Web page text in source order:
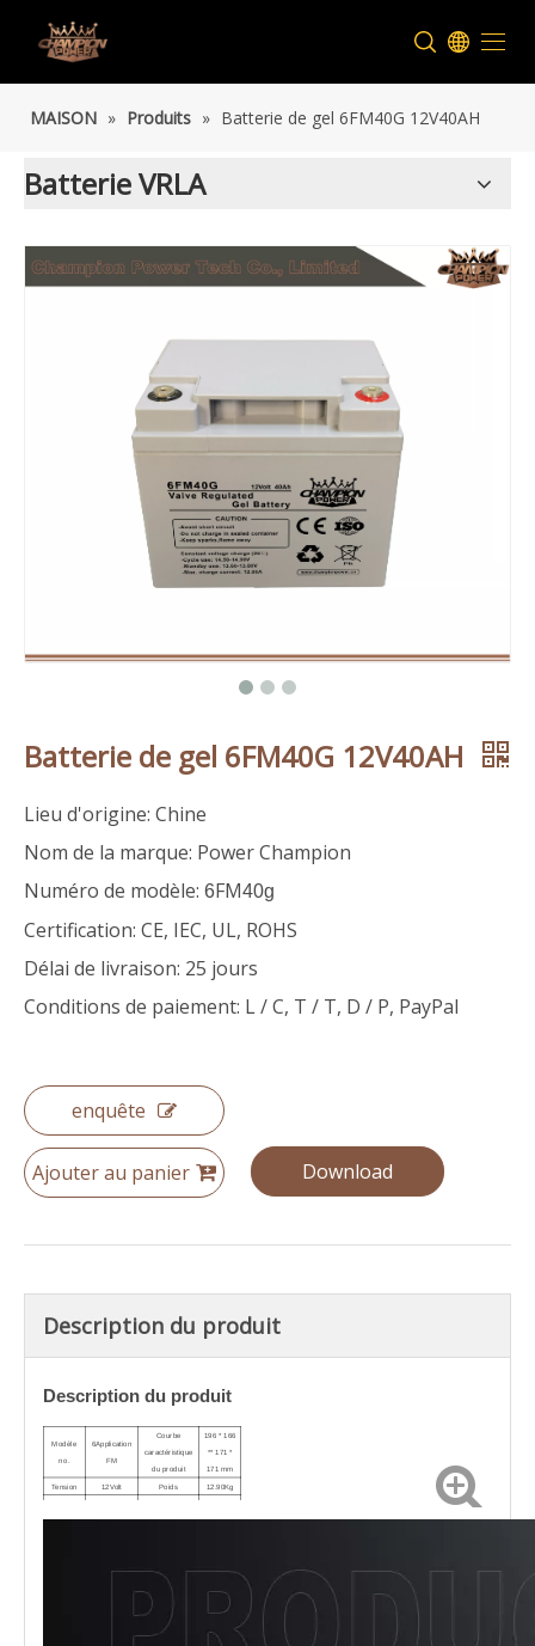
MAISON » Produits » Batterie de gel 6FM40G 12V40AH
Batterie VRLA
Batterie de gel 6FM40G 12V40AH
Lieu d'origine: Chine
Nom de la marque: Power Champion
Numéro de modèle: 6FM40g
Certification: CE, IEC, UL, ROHS
Délai de livraison: 25 jours
Conditions de paiement: L / C, T / T, D / P, PayPal
enquête
Ajouter au panier Download
Description du produit
Description du produit
Modèle
no.
6Application
FM
Courbe
caractéristique
du produit
196 * 166
** 171 *
171mm
Tension 12Volt Poids 12.90Kg